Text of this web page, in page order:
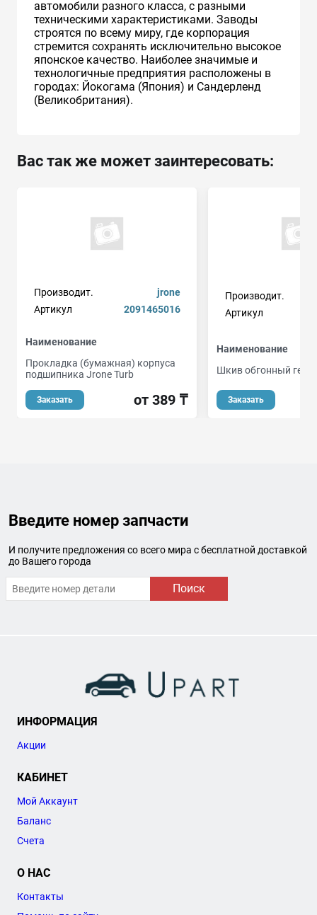
автомобили разного класса, с разными
техническими характеристиками. Заводы
строятся по всему миру, где корпорация
стремится сохранять исключительно высокое
японское качество. Наиболее значимые и
технологичные предприятия расположены в
городах: Йокогама (Япония) и Сандерленд
(Великобритания).
Вас так же может заинтересовать:
Производит.
jrone
Артикул
2091465016
Наименование
Прокладка (бумажная) корпуса
подшипника Jrone Turb
Заказать от 389 ₸
Производит.
Артикул
Наименование
Шкив обгонный
Заказать
Введите номер запчасти
И получите предложения со всего мира с бесплатной доставкой
до Вашего города
Поиск
ИНФОРМАЦИЯ
Акции
КАБИНЕТ
Мой Аккаунт
Баланс
Счета
О НАС
Контакты